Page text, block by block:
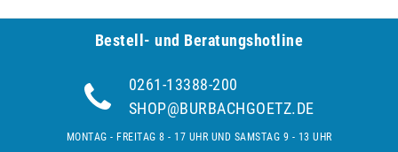
Bestell- und Be­ra­tungs­hot­line
0261-13388-200
SHOP@BURBACHGOETZ.DE
MONTAG - FREITAG 8 - 17 UHR UND SAMSTAG 9 - 13 UHR